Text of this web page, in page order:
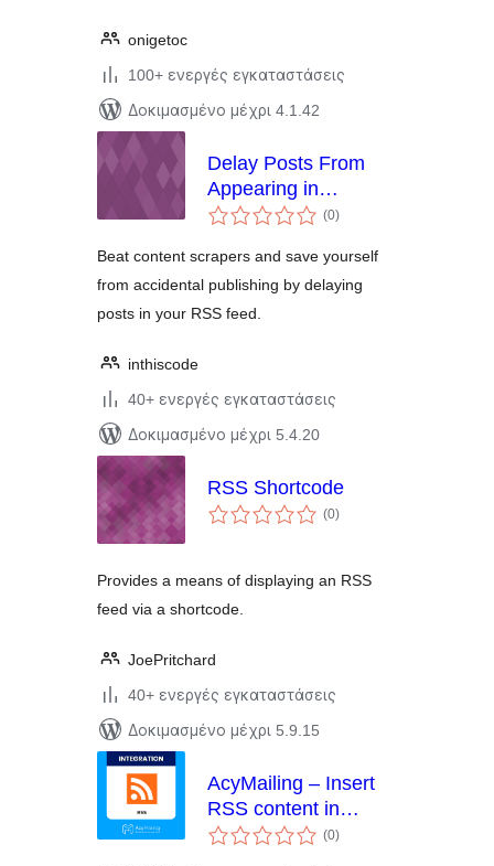
onigetoc
100+ ενεργές εγκαταστάσεις
Δοκιμασμένο μέχρι 4.1.42
Delay Posts From
Appearing in
WordPress RSS
(0αξιολογήσεις
σύνολο
)
Beat content scrapers and save yourself
from accidental publishing by delaying
posts in your RSS feed.
inthiscode
40+ ενεργές εγκαταστάσεις
Δοκιμασμένο μέχρι 5.4.20
RSS Shortcode
(0αξιολογήσεις
σύνολο
)
Provides a means of displaying an RSS
feed via a shortcode.
JoePritchard
40+ ενεργές εγκαταστάσεις
Δοκιμασμένο μέχρι 5.9.15
AcyMailing – Insert
RSS content in
emails
(0αξιολογήσεις
σύνολο
)